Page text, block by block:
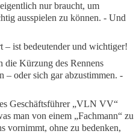
nur braucht, um
ausspielen zu können. - Und
– ist bedeutender und wichtiger!
die Kürzung des Rennens
– oder sich gar abzustimmen. -
Geschäftsführer „VLN VV“
man von einem „Fachmann“ zu
vornimmt, ohne zu bedenken,